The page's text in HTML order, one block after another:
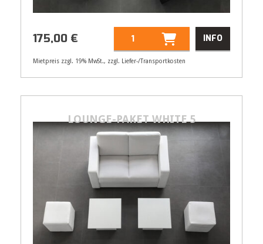
Artikelnummer 33142
175,00 € INFO
Mietpreis zzgl. 19% MwSt., zzgl. Liefer-/Transportkosten
LOUNGE-PAKET WHITE 5